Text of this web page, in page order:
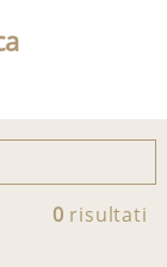
0 risultati